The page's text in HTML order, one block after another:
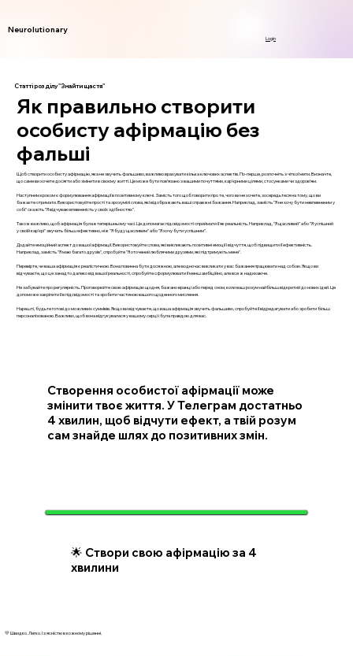
Neurolutionary
Login
Статті розділу "Знайти щастя"
Як правильно створити
особисту афірмацію без
фальші
Щоб створити особисту афірмацію, яка не звучить фальшиво, важливо врахувати кілька ключових аспектів. По-перше, розпочніть з чіткої мети. Визначте,
що саме ви хочете досягти або змінити в своєму житті. Це може бути пов’язано з вашими почуттями, кар’єрними цілями, стосунками чи здоров’ям.
Наступним кроком є формулювання афірмації в позитивному ключі. Замість того щоб говорити про те, чого ви не хочете, зосередьтеся на тому, що ви
бажаєте отримати. Використовуйте прості та зрозумілі слова, які відображають ваші справжні бажання. Наприклад, замість "Я не хочу бути невпевненим у
собі" скажіть "Я відчуваю впевненість у своїх здібностях".
Також важливо, щоб афірмація була в теперішньому часі. Це допомагає підсвідомості сприймати її як реальність. Наприклад, "Я щасливий" або "Я успішний
у своїй кар’єрі" звучать більш ефективно, ніж "Я буду щасливим" або "Я хочу бути успішним".
Додайте емоційний аспект до вашої афірмації. Використовуйте слова, які викликають позитивні емоції і відчуття, щоб підвищити її ефективність.
Наприклад, замість "Я маю багато друзів", спробуйте "Я оточений люблячими друзями, які підтримують мене".
Перевірте, чи ваша афірмація є реалістичною. Вона повинна бути досяжною, але водночас викликати у вас бажання працювати над собою. Якщо ви
відчуваєте, що це занадто далеко від вашої реальності, спробуйте сформулювати її менш амбіційно, але все ж надихаюче.
Не забувайте про регулярність. Проговорюйте свою афірмацію щодня, бажано вранці або перед сном, коли ваш розум найбільш відкритий до нових ідей. Це
допоможе закріпити її в підсвідомості та зробити частиною вашого щоденного мислення.
Нарешті, будьте готові до можливих сумнівів. Якщо ви відчуваєте, що ваша афірмація звучить фальшиво, спробуйте її відредагувати або зробити більш
персоналізованою. Важливо, щоб вона відгукувалася у вашому серці і була правдою для вас.
Створення особистої афірмації може
змінити твоє життя. У Телеграм достатньо
4 хвилин, щоб відчути ефект, а твій розум
сам знайде шлях до позитивних змін.
🌟 Створи свою афірмацію за 4
хвилини
💛 Швидко. Легко. І з ясністю в кожному рішенні.